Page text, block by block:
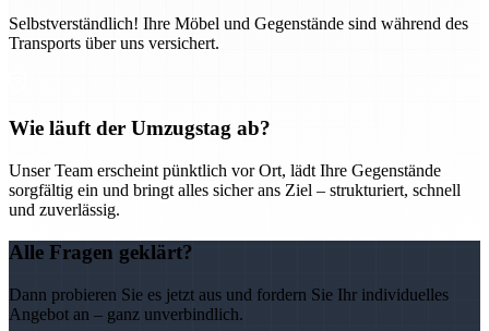
Selbstverständlich! Ihre Möbel und Gegenstände sind während des
Transports über uns versichert.
Wie läuft der Umzugstag ab?
Unser Team erscheint pünktlich vor Ort, lädt Ihre Gegenstände
sorgfältig ein und bringt alles sicher ans Ziel – strukturiert, schnell
und zuverlässig.
Alle Fragen geklärt?
Dann probieren Sie es jetzt aus und fordern Sie Ihr individuelles
Angebot an – ganz unverbindlich.